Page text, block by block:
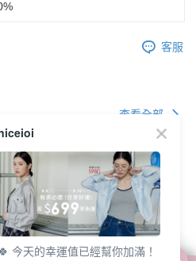
客服
查看全部
今天的幸運值已經幫你加滿！